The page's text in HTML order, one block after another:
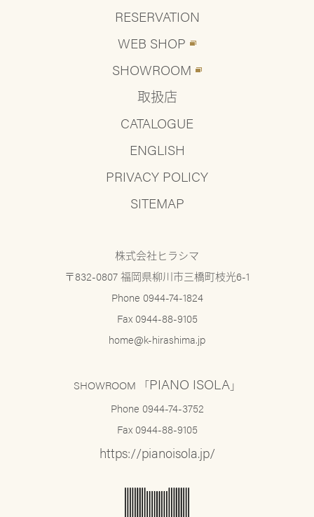
RESERVATION
WEB SHOP
SHOWROOM
取扱店
CATALOGUE
ENGLISH
PRIVACY POLICY
SITEMAP
株式会社ヒラシマ
〒832-0807 福岡県柳川市三橋町枝光6-1
Phone 0944-74-1824
Fax 0944-88-9105
home@k-hirashima.jp
SHOWROOM 「PIANO ISOLA」
Phone 0944-74-3752
Fax 0944-88-9105
https://pianoisola.jp/